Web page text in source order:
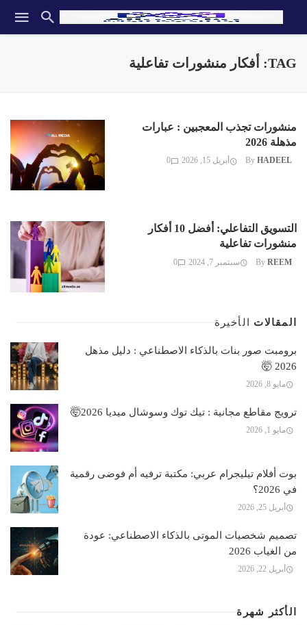
TAG: أفكار منشورات تفاعلية
منشورات تجذب المعجبين : عبارات
مذهلة 2026
By HADEEL أبريل 15, 2026 0
التسويق التفاعلي: أفضل 10 أفكار
منشورات تفاعلية
By REEM سبتمبر 7, 2024 0
المقالات الأخيرة
برومبت صور بنات بالذكاء الاصطناعي : دليل مذهل
2026 🤯
مايو 8, 2026
ترويج مقاطع مجانية : تيك توك وسوشال ميديا 2026🤯
مايو 1, 2026
بوت أفلام تيليجرام عربي: مكتبة ترفيه أم فوضى رقمية
في 2026؟
أبريل 25, 2026
تصميم شخصيات الموتى بالذكاء الاصطناعي: عودة
من الغياب 2026
أبريل 22, 2026
الأكثر شهرة